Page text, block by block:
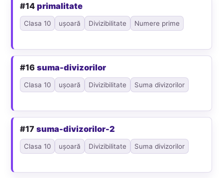
#14primalitate
Clasa 10 ușoară Divizibilitate Numere prime
#16suma-divizorilor
Clasa 10 ușoară Divizibilitate Suma divizorilor
#17suma-divizorilor-2
Clasa 10 ușoară Divizibilitate Suma divizorilor